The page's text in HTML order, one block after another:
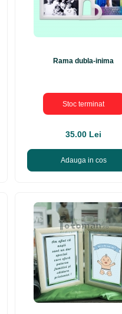
Rama dubla-inima
Stoc terminat
35.00 Lei
Adauga in cos